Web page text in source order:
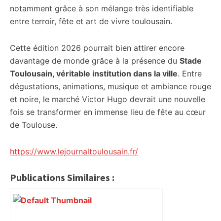
notamment grâce à son mélange très identifiable
entre terroir, fête et art de vivre toulousain.
Cette édition 2026 pourrait bien attirer encore
davantage de monde grâce à la présence du Stade
Toulousain, véritable institution dans la ville. Entre
dégustations, animations, musique et ambiance rouge
et noire, le marché Victor Hugo devrait une nouvelle
fois se transformer en immense lieu de fête au cœur
de Toulouse.
https://www.lejournaltoulousain.fr/
Publications Similaires :